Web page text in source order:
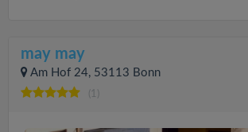
may may
Am Hof 24, 53113 Bonn
(1)